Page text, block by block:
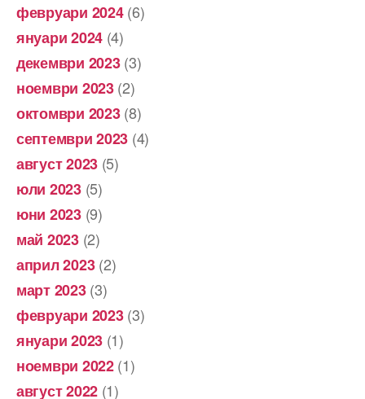
февруари 2024(6)
януари 2024 (4)
декември 2023(3)
ноември 2023(2)
октомври 2023(8)
септември 2023 (4)
август 2023 (5)
юли 2023(5)
юни 2023(9)
май 2023(2)
април 2023(2)
март 2023(3)
февруари 2023(3)
януари 2023 (1)
ноември 2022(1)
август 2022 (1)